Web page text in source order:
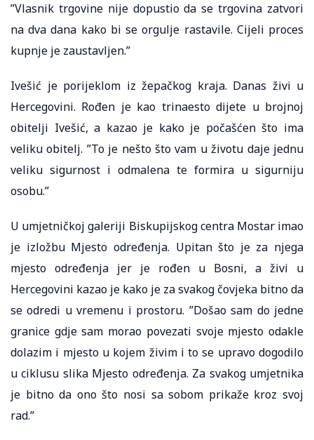
”Vlasnik trgovine nije dopustio da se trgovina zatvori
na dva dana kako bi se orgulje rastavile. Cijeli proces
kupnje je zaustavljen.”
Ivešić je porijeklom iz žepačkog kraja. Danas živi u
Hercegovini. Rođen je kao trinaesto dijete u brojnoj
obitelji Ivešić, a kazao je kako je počašćen što ima
veliku obitelj. ”To je nešto što vam u životu daje jednu
veliku sigurnost i odmalena te formira u sigurniju
osobu.”
U umjetničkoj galeriji Biskupijskog centra Mostar imao
je izložbu Mjesto određenja. Upitan što je za njega
mjesto određenja jer je rođen u Bosni, a živi u
Hercegovini kazao je kako je za svakog čovjeka bitno da
se odredi u vremenu i prostoru. ”Došao sam do jedne
granice gdje sam morao povezati svoje mjesto odakle
dolazim i mjesto u kojem živim i to se upravo dogodilo
u ciklusu slika Mjesto određenja. Za svakog umjetnika
je bitno da ono što nosi sa sobom prikaže kroz svoj
rad.”